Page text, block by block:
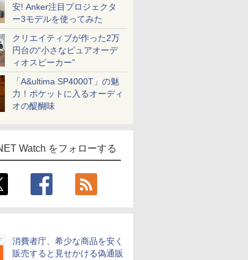
安! Anker注目プロジェクタ
ー3モデルを使ってみた
クリエイティブが作った2万
円台の“小さなピュアオーデ
ィオスピーカー”
「A&ultima SP4000T」の魅
力！ポケットに入るオーディ
オの醍醐味
Watch をフォローする
消費者庁、希少な商品を安く
販売すると見せかける偽通販